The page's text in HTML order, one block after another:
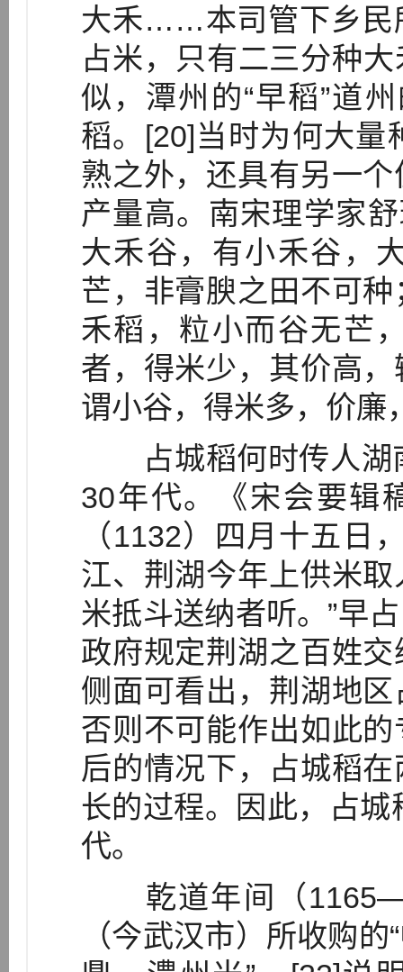
大禾……本司管下乡民
占米，只有二三分种
似，潭州的“早稻”道
稻。[20]当时为何大量
熟之外，还具有另一
产量高。南宋理学家
大禾谷，有小禾谷，
芒，非膏腴之田不可
禾稻，粒小而谷无芒
者，得米少，其价高
谓小谷，得米多，价廉
占城稻何时传人湖
30年代。《宋会要辑
（1132）四月十五日
江、荆湖今年上供米
米抵斗送纳者听。”早
政府规定荆湖之百姓
侧面可看出，荆湖地
否则不可能作出如此
后的情况下，占城稻
长的过程。因此，占
代。
乾道年间（
（今武汉市）所收购